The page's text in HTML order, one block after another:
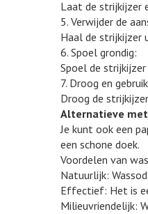
Laat de strijkijzer
5. Verwijder de
Haal de strijkijzer
6. Spoel grondig:
Spoel de
7. Droog en
Droog de
Alternatieve
Je kunt ook een
een schone doek.
Voordelen van
Natuurlijk:
Effectief: Het is
Milieuvriendelijk: